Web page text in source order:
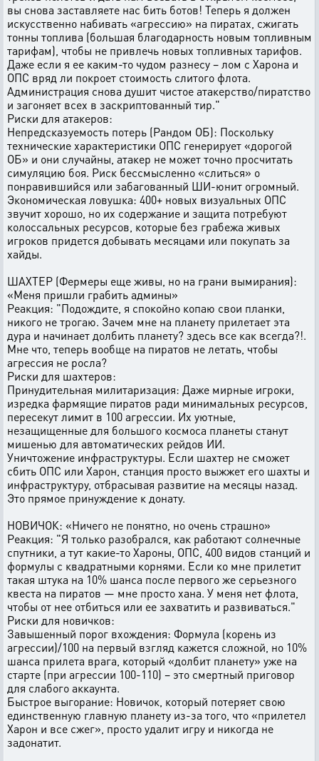
вы снова заставляете нас бить ботов! Теперь я должен
искусственно набивать «агрессию» на пиратах, сжигать
тонны топлива (большая благодарность новым топливным
тарифам), чтобы не привлечь новых топливных тарифов.
Даже если я ее каким-то чудом разнесу – лом с Харона и
ОПС вряд ли покроет стоимость слитого флота.
Администрация снова душит чистое атакерство/пиратство
и загоняет всех в заскриптованный тир."
Риски для атакеров:
Непредсказуемость потерь (Рандом ОБ): Поскольку
технические характеристики ОПС генерирует «дорогой
ОБ» и они случайны, атакер не может точно просчитать
симуляцию боя. Риск бессмысленно «слиться» о
понравившийся или забагованный ШИ-юнит огромный.
Экономическая ловушка: 400+ новых визуальных ОПС
звучит хорошо, но их содержание и защита потребуют
колоссальных ресурсов, которые без грабежа живых
игроков придется добывать месяцами или покупать за
хайды.
ШАХТЕР (Фермеры еще живы, но на грани вымирания):
«Меня пришли грабить админы»
Реакция: "Подождите, я спокойно копаю свои планки,
никого не трогаю. Зачем мне на планету прилетает эта
дура и начинает долбить планету? здесь все как всегда?!.
Мне что, теперь вообще на пиратов не летать, чтобы
агрессия не росла?
Риски для шахтеров:
Принудительная милитаризация: Даже мирные игроки,
изредка фармящие пиратов ради минимальных ресурсов,
пересекут лимит в 100 агрессии. Их уютные,
незащищенные для большого космоса планеты станут
мишенью для автоматических рейдов ИИ.
Уничтожение инфраструктуры. Если шахтер не сможет
сбить ОПС или Харон, станция просто выжжет его шахты и
инфраструктуру, отбрасывая развитие на месяцы назад.
Это прямое принуждение к донату.
НОВИЧОК: «Ничего не понятно, но очень страшно»
Реакция: "Я только разобрался, как работают солнечные
спутники, а тут какие-то Хароны, ОПС, 400 видов станций и
формулы с квадратными корнями. Если ко мне прилетит
такая штука на 10% шанса после первого же серьезного
квеста на пиратов — мне просто хана. У меня нет флота,
чтобы от нее отбиться или ее захватить и развиваться."
Риски для новичков:
Завышенный порог вхождения: Формула (корень из
агрессии)/100 на первый взгляд кажется сложной, но 10%
шанса прилета врага, который «долбит планету» уже на
старте (при агрессии 100-110) – это смертный приговор
для слабого аккаунта.
Быстрое выгорание: Новичок, который потеряет свою
единственную главную планету из-за того, что «прилетел
Харон и все сжег», просто удалит игру и никогда не
задонатит.